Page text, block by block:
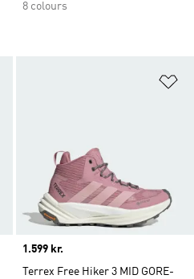
8 colours
Price
1.599 kr.
Terrex Free Hiker 3 MID GORE-